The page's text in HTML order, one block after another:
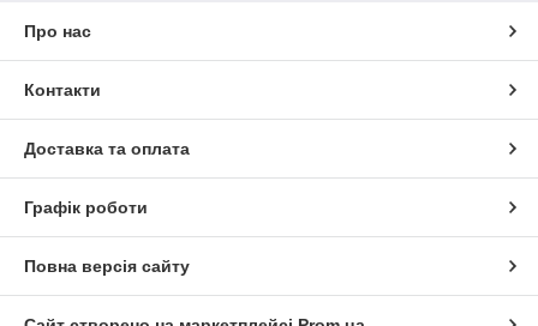
Про нас
Контакти
Доставка та оплата
Графік роботи
Повна версія сайту